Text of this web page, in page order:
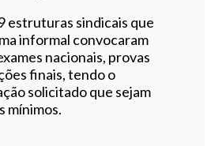
estruturas sindicais que
informal convocaram
nacionais, provas
finais, tendo o
solicitado que sejam
mínimos.